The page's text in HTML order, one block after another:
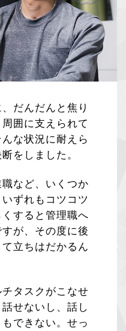
だんだんと焦り
囲に支えられて
な状況に耐えら
をしました。
など、いくつか
ずれもコツコツ
すると管理職へ
が、その度に後
立ちはだかるん
タスクがこなせ
せないし、話し
できない。せっ